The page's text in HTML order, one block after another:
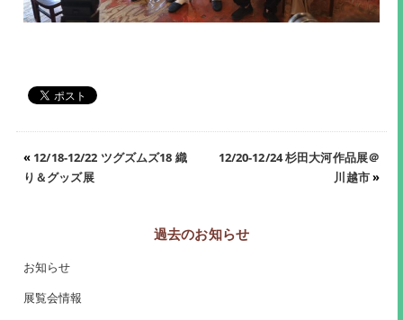
« 12/18-12/22 ツグズムズ18 織
り＆グッズ展
12/20-12/24 杉田大河作品展＠
川越市»
過去のお知らせ
お知らせ
展覧会情報